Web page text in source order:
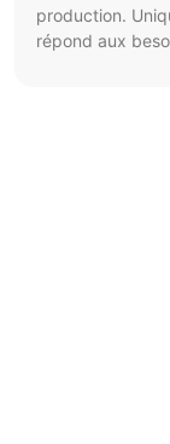
production.
répond aux